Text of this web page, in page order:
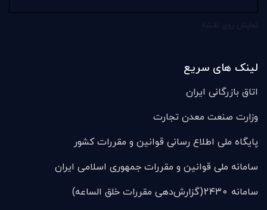
لینک های سریع
اتاق بازرگانی ایران
وزارت صنعت معدن تجارت
پایگاه ملی اطلاع رسانی قوانین و مقررات کشور
سامانه ملی قوانين و مقررات جمهوری اسلامی ایران
سامانه ۲۴۳۰(گزارش‌دهی مقررات خلق الساعه)